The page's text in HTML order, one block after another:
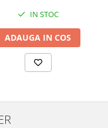
IN STOC
ADAUGA IN COS